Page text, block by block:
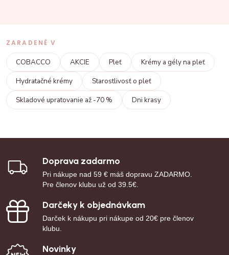
ZARADENÉ V
COBACCO AKCIE Pleť
Krémy a gély na pleť
Hydratačné krémy
Starostlivosť o pleť
Skladové upratovanie až -70 %
Dni krasy
Doprava zadarmo
Pri nákupe nad 59 € máš dopravu ZADARMO.
Pre členov klubu už od 39.5€.
Darčeky k objednávkam
Darček k nákupu pri nákupe od 20€ pre členov
klubu.
Novinky